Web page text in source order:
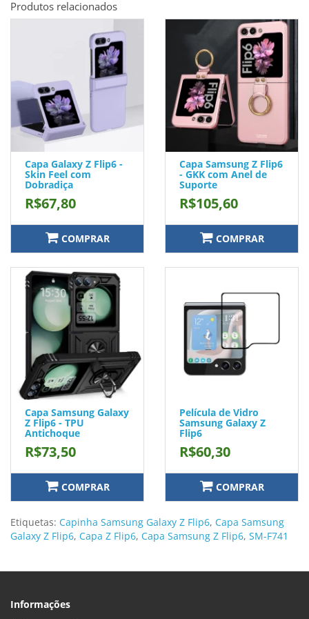
Produtos relacionados
Capa Galaxy Z Flip6 -
Skin Feel com
Dobradiça
R$67,80
COMPRAR
Capa Samsung Z Flip6
- GKK com Anel de
Suporte
R$105,60
COMPRAR
Capa Samsung Galaxy
Z Flip6 - TPU
Antichoque
R$73,50
COMPRAR
Película de Vidro
Samsung Galaxy Z
Flip6
R$60,30
COMPRAR
Etiquetas: Capinha Samsung Galaxy Z Flip6, Capa Samsung
Galaxy Z Flip6, Capa Z Flip6, Capa Samsung Z Flip6, SM-F741
Informações